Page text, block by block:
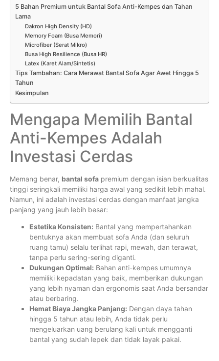
5 Bahan Premium untuk Bantal Sofa Anti-Kempes dan Tahan
Lama
Dakron High Density (HD)
Memory Foam (Busa Memori)
Microfiber (Serat Mikro)
Busa High Resilience (Busa HR)
Latex (Karet Alam/Sintetis)
Tips Tambahan: Cara Merawat Bantal Sofa Agar Awet Hingga 5
Tahun
Kesimpulan
Mengapa Memilih Bantal
Anti-Kempes Adalah
Investasi Cerdas
Memang benar, bantal sofa premium dengan isian berkualitas
tinggi seringkali memiliki harga awal yang sedikit lebih mahal.
Namun, ini adalah investasi cerdas dengan manfaat jangka
panjang yang jauh lebih besar:
Estetika Konsisten: Bantal yang mempertahankan
bentuknya akan membuat sofa Anda (dan seluruh
ruang tamu) selalu terlihat rapi, mewah, dan terawat,
tanpa perlu sering-sering diganti.
Dukungan Optimal: Bahan anti-kempes umumnya
memiliki kepadatan yang baik, memberikan dukungan
yang lebih nyaman dan ergonomis saat Anda bersandar
atau berbaring.
Hemat Biaya Jangka Panjang: Dengan daya tahan
hingga 5 tahun atau lebih, Anda tidak perlu
mengeluarkan uang berulang kali untuk mengganti
bantal yang sudah lepek dan tidak layak pakai.